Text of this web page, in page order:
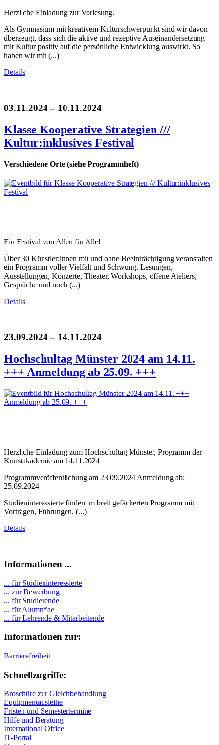
Herzliche Einladung zur Vorlesung.
Als Gymnasium mit kreativem Kulturschwerpunkt sind wir davon
überzeugt, dass sich die aktive und rezeptive Auseinandersetzung
mit Kultur positiv auf die persönliche Entwicklung auswirkt. So
haben wir mit (...)
Details
03.11.2024 – 10.11.2024
Klasse Kooperative Strategien ///
Kultur:inklusives Festival
Verschiedene Orte (siehe Programmheft)
Ein Festival von Allen für Alle!
Über 30 Künstler:innen mit und ohne Beeinträchtigung veranstalten
ein Programm voller Vielfalt und Schwung. Lesungen,
Ausstellungen, Konzerte, Theater, Workshops, offene Ateliers,
Gespräche und noch (...)
Details
23.09.2024 – 14.11.2024
Hochschultag Münster 2024 am 14.11.
+++ Anmeldung ab 25.09. +++
Herzliche Einladung zum Hochschultag Münster, Programm der
Kunstakademie am 14.11.2024
Programmveröffentlichung am 23.09.2024 Anmeldung ab:
25.09.2024
Studieninteressierte finden im breit gefächerten Programm mit
Vorträgen, Führungen, (...)
Details
Informationen ...
... für Studieninteressierte
... zur Bewerbung
... für Studierende
... für Alumn*ae
... für Lehrende & Mitarbeitende
Informationen zur:
Barrierefreiheit
Schnellzugriffe:
Broschüre zur Gleichbehandlung
Equipmentausleihe
Fristen und Semestertermine
Hilfe und Beratung
International Office
IT-Portal